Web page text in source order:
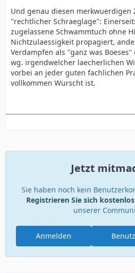
Und genau diesen merkwuerdigen
"rechtlicher Schraeglage":
zugelassene Schwammtuch ohne
Nichtzulaessigkeit propagiert,
Verdampfen als "ganz was
wg. irgendwelcher laecherlichen
vorbei an jeder guten fachlichen
vollkommen Wurscht ist.
Jetzt
Sie haben noch kein
Registrieren Sie sich kostenlos
unserer
Anmelden